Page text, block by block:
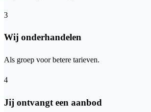
3
Wij onderhandelen
Als groep voor betere tarieven.
4
Jij ontvangt een aanbod